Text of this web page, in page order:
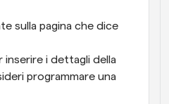
sulla pagina che dice
inserire i dettagli della
programmare una